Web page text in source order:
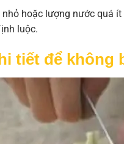
hoặc lượng nước quá
luộc.
tiết để không